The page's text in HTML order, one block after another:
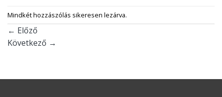
Mindkét hozzászólás sikeresen lezárva.
← Előző
Következő →